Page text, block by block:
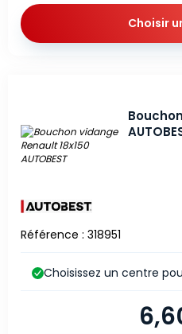
Choisir
Référence : 318951
Choisissez un centre